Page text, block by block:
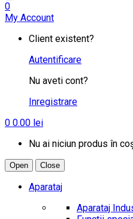
0
My Account
Client existent?
Autentificare
Nu aveti cont?
Inregistrare
0 0.00 lei
Nu ai niciun produs în
Open Close
Aparataj
Aparataj